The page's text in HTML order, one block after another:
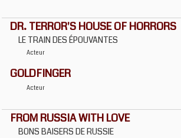
DR. TERROR'S HOUSE OF HORRORS
LE TRAIN DES ÉPOUVANTES
Acteur
GOLDFINGER
Acteur
FROM RUSSIA WITH LOVE
BONS BAISERS DE RUSSIE